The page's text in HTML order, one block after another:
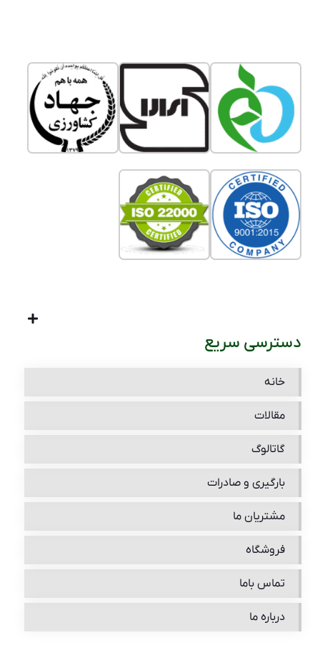
دسترسی سریع
خانه
مقالات
گاتالوگ
بارگیری و صادرات
مشتریان ما
فروشگاه
تماس باما
درباره ما